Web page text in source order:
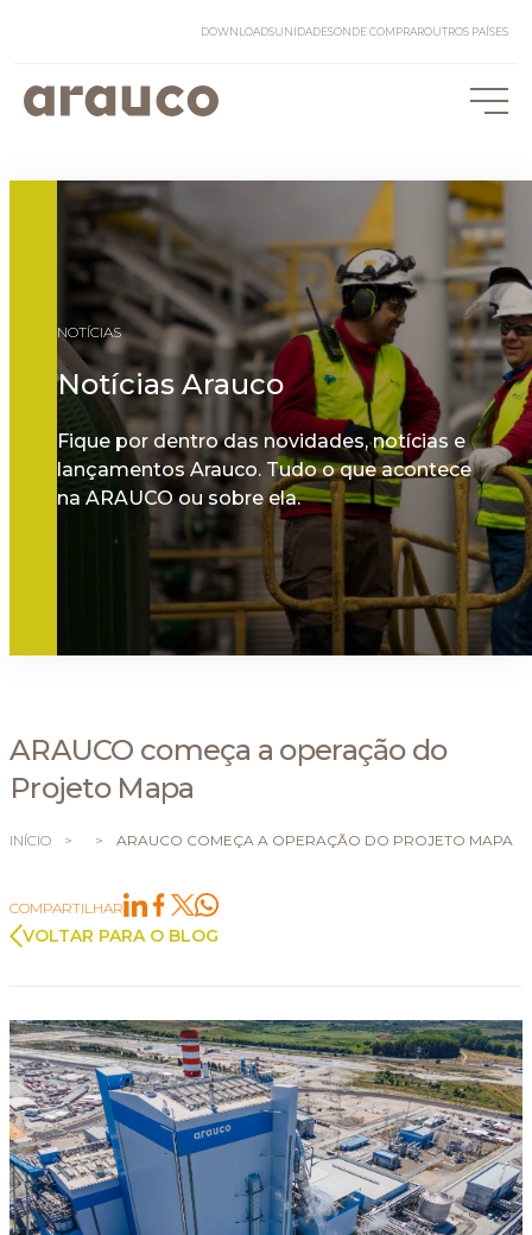
DOWNLOADSUNIDADESONDE COMPRAROUTROS PAÍSES
NOTÍCIAS
Notícias Arauco
Fique por dentro das novidades, notícias e
lançamentos Arauco. Tudo o que acontece
na ARAUCO ou sobre ela.
ARAUCO começa a operação do
Projeto Mapa
INÍCIO > > ARAUCO COMEÇA A OPERAÇÃO DO PROJETO MAPA
COMPARTILHAR
VOLTAR PARA O BLOG